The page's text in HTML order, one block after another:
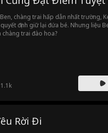
chàng trai hấp dẫn nhất trường,
định giữ lại đứa bé. Nhưng liệu
chàng trai đào hoa?
1.1k
Rời Đi